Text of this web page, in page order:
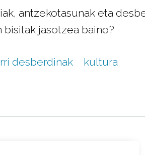
antzekotasunak eta
jasotzea baino?
desberdinak kultura